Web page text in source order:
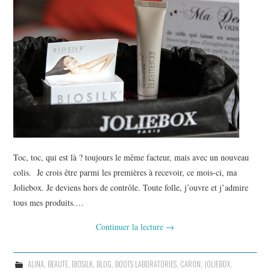
ENVIES DANS LA MODE, LE
LUXE ET LA BEAUTÉ EN Y
AJOUTANT MON PETIT
GRAIN DE FOLIE ET MES
PETITS TUYAUX…
Toc, toc, qui est là ? toujours le même facteur, mais avec un nouveau
colis. Je crois être parmi les premières à recevoir, ce mois-ci, ma
Joliebox. Je deviens hors de contrôle. Toute folle, j’ouvre et j’admire
tous mes produits.…
Continuer la lecture →
ALINA, BEAUTE, BIOSILK, BLOG, BOOTS LABORATORIES, CARON, JOLIEBOX,